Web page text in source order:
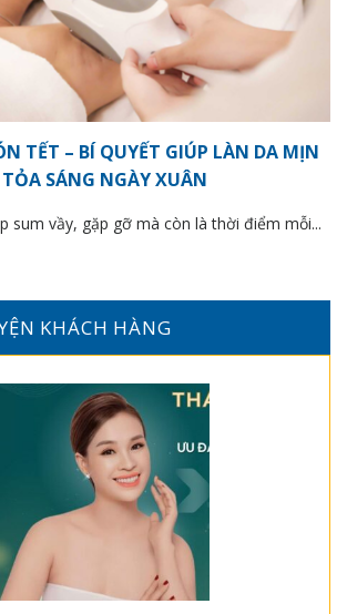
TẾT – BÍ QUYẾT GIÚP LÀN DA MỊN
SÁNG NGÀY XUÂN
sum vầy, gặp gỡ mà còn là thời điểm mỗi...
KHÁCH HÀNG